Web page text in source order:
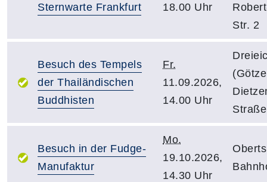
Sternwarte Frankfurt
18.00 Uhr
Str. 2
Besuch des Tempels
der Thailändischen
Buddhisten
Fr.
11.09.2026,
14.00 Uhr
Besuch in der Fudge-
Manufaktur
Mo.
19.10.2026,
14.30 Uhr